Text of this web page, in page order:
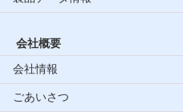
会社概要
会社情報
ごあいさつ